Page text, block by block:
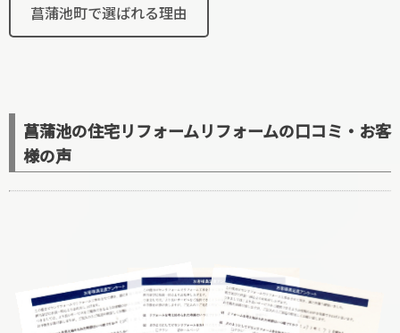
菖蒲池町で選ばれる理由
菖蒲池の住宅リフォームリフォームの口コミ・お客
様の声